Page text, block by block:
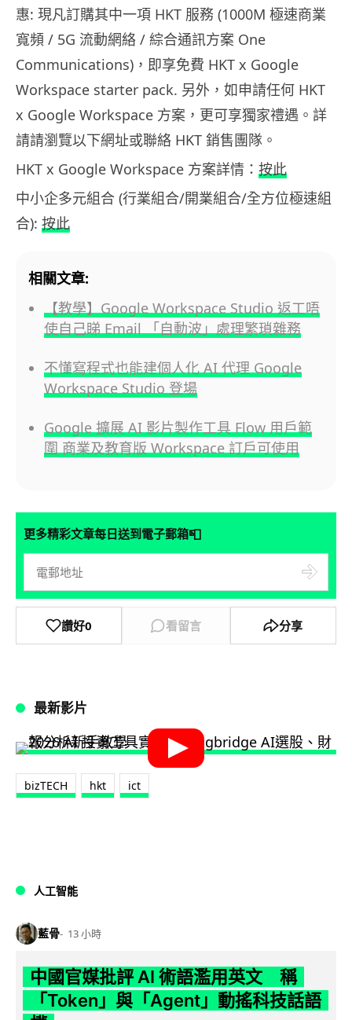
惠: 現凡訂購其中一項 HKT 服務 (1000M 極速商業
寬頻 / 5G 流動網絡 / 綜合通訊方案 One
Communications)，即享免費 HKT x Google
Workspace starter pack. 另外，如申請任何 HKT
x Google Workspace 方案，更可享獨家禮遇。詳
請請瀏覽以下網址或聯絡 HKT 銷售團隊。
HKT x Google Workspace 方案詳情： 按此
中小企多元組合 (行業組合/開業組合/全方位極速組
合): 按此
相關文章:
【教學】Google Workspace Studio 返工唔
使自己睇 Email 「自動波」處理繁瑣雜務
不懂寫程式也能建個人化 AI 代理 Google
Workspace Studio 登場
Google 擴展 AI 影片製作工具 Flow 用戶範
圍 商業及教育版 Workspace 訂戶可使用
更多精彩文章每日送到電子郵箱📮
讚好0 看留言 分享
最新影片
bizTECH hkt ict
人工智能
藍骨 13 小時
中國官媒批評 AI 術語濫用英文 稱
「Token」與「Agent」動搖科技話語